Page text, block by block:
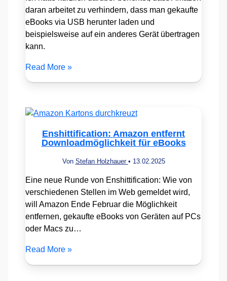
daran arbeitet zu verhindern, dass man gekaufte
eBooks via USB herunter laden und
beispielsweise auf ein anderes Gerät übertragen
kann.
Read More »
Enshittification: Amazon entfernt
Downloadmöglichkeit für eBooks
Von Stefan Holzhauer • 13.02.2025
Eine neue Runde von Enshittification: Wie von
verschiedenen Stellen im Web gemeldet wird,
will Amazon Ende Februar die Möglichkeit
entfernen, gekaufte eBooks von Geräten auf PCs
oder Macs zu…
Read More »